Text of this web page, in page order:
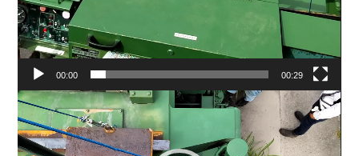
00:00 00:29
動
画
プ
レ